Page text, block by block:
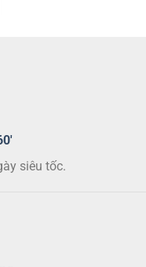
siêu tốc.